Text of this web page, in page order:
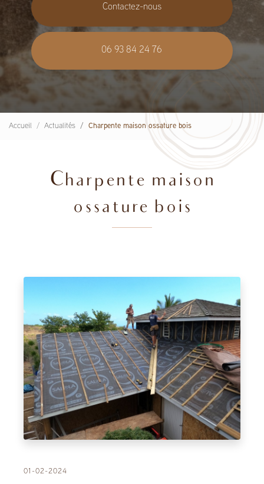
Contactez-nous
06 93 84 24 76
Accueil Actualités Charpente maison ossature bois
Charpente maison
ossature bois
01-02-2024